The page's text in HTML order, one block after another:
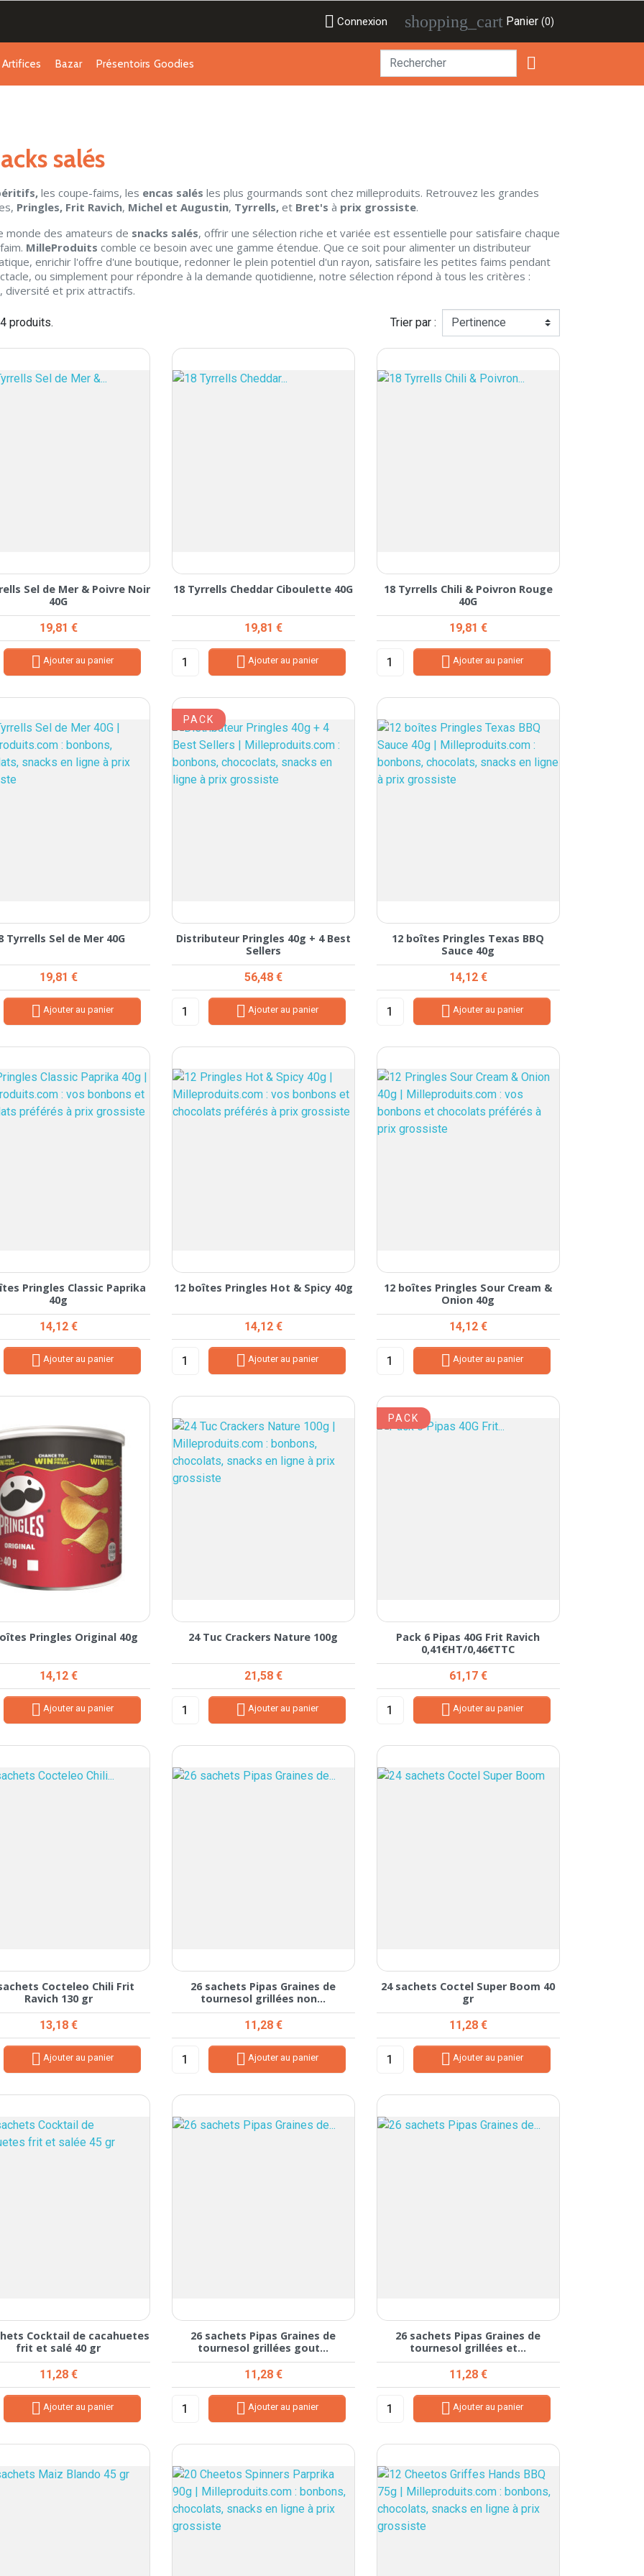
 Connexion shopping_cart Panier (0)
Artifices Bazar Présentoirs Goodies 
salés
les coupe-faims, les encas salés les plus gourmands sont chez milleproduits. Retrouvez les grandes
Pringles, Frit Ravich, Michel et Augustin, Tyrrells, et Bret's à prix grossiste.
monde des amateurs de snacks salés, offrir une sélection riche et variée est essentielle pour satisfaire chaque
MilleProduits comble ce besoin avec une gamme étendue. Que ce soit pour alimenter un distributeur
enrichir l'offre d'une boutique, redonner le plein potentiel d'un rayon, satisfaire les petites faims pendant
ou simplement pour répondre à la demande quotidienne, notre sélection répond à tous les critères :
diversité et prix attractifs.
produits. Trier par :
Sel de Mer & Poivre Noir
40G
Prix
19,81 €
 Ajouter au panier
18 Tyrrells Cheddar Ciboulette 40G
Prix
19,81 €
 Ajouter au panier
18 Tyrrells Chili & Poivron Rouge
40G
Prix
19,81 €
 Ajouter au panier
Tyrrells Sel de Mer 40G
Prix
19,81 €
 Ajouter au panier
Distributeur Pringles 40g + 4 Best
Sellers
Prix
56,48 €
 Ajouter au panier
PACK
12 boîtes Pringles Texas BBQ
Sauce 40g
Prix
14,12 €
 Ajouter au panier
Pringles Classic Paprika
40g
Prix
14,12 €
 Ajouter au panier
12 boîtes Pringles Hot & Spicy 40g
Prix
14,12 €
 Ajouter au panier
12 boîtes Pringles Sour Cream &
Onion 40g
Prix
14,12 €
 Ajouter au panier
Pringles Original 40g
Prix
14,12 €
 Ajouter au panier
24 Tuc Crackers Nature 100g
Prix
21,58 €
 Ajouter au panier
Pack 6 Pipas 40G Frit Ravich
0,41€HT/0,46€TTC
Prix
61,17 €
 Ajouter au panier
PACK
Cocteleo Chili Frit
Ravich 130 gr
Prix
13,18 €
 Ajouter au panier
26 sachets Pipas Graines de
tournesol grillées non...
Prix
11,28 €
 Ajouter au panier
24 sachets Coctel Super Boom 40
gr
Prix
11,28 €
 Ajouter au panier
Cocktail de cacahuetes
frit et salé 40 gr
Prix
11,28 €
 Ajouter au panier
26 sachets Pipas Graines de
tournesol grillées gout...
Prix
11,28 €
 Ajouter au panier
26 sachets Pipas Graines de
tournesol grillées et...
Prix
11,28 €
 Ajouter au panier